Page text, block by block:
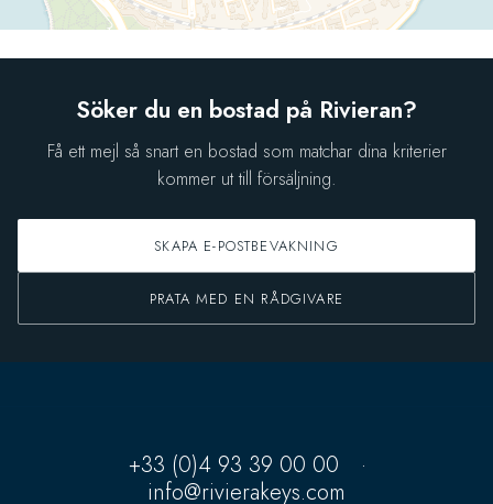
Söker du en bostad på Rivieran?
Få ett mejl så snart en bostad som matchar dina kriterier
kommer ut till försäljning.
SKAPA E-POSTBEVAKNING
PRATA MED EN RÅDGIVARE
+33 (0)4 93 39 00 00
·
info@rivierakeys.com